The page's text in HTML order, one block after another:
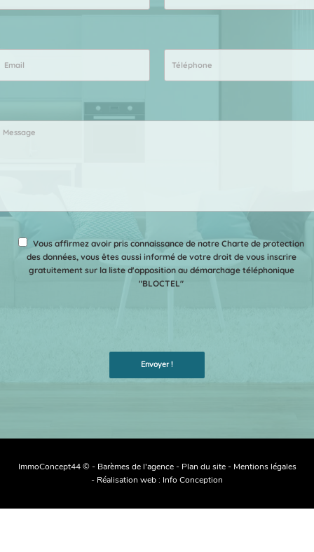
Vous affirmez avoir pris connaissance de notre Charte de protection
des données, vous êtes aussi informé de votre droit de vous inscrire
gratuitement sur la liste d'opposition au démarchage téléphonique
"BLOCTEL"
ImmoConcept44 © - Barèmes de l'agence- Plan du site- Mentions légales
- Réalisation web : Info Conception